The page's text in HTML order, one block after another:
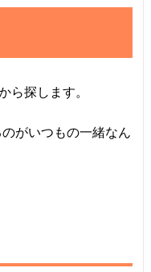
ら探します。
がいつもの一緒なん